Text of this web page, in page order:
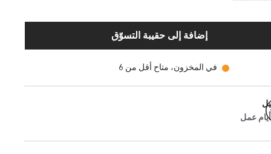
إضافة إلى حقيبة التسوّق
في المخزون، متاح أقل من 6